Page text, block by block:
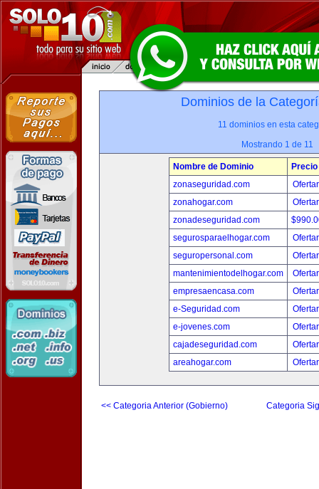
Dominios de la
11 dominios en esta
Mostrando 1 de 11
Nombre de Dominio
Precio
zonaseguridad.com
zonahogar.com
zonadeseguridad.com
segurosparaelhogar.com
seguropersonal.com
mantenimientodelhogar.com
empresaencasa.com
e-Seguridad.com
e-jovenes.com
cajadeseguridad.com
areahogar.com
<< Categoria Anterior (Gobierno) Categoria